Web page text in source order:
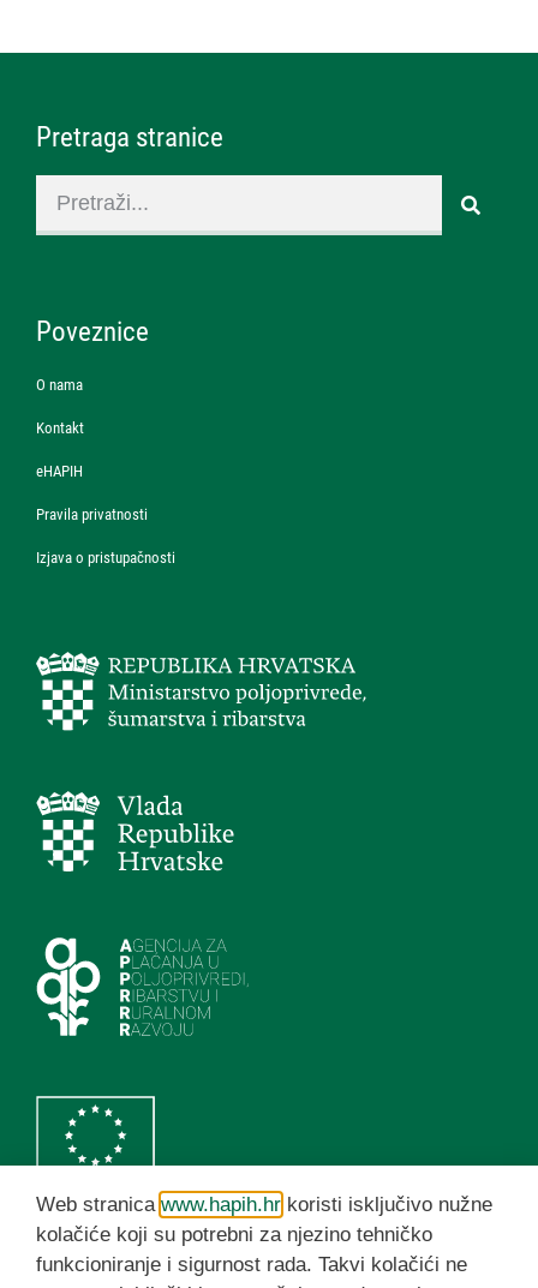
Pretraga stranice
Poveznice
O nama
Kontakt
eHAPIH
Pravila privatnosti
Izjava o pristupačnosti
HAPIH YouTube kanal
Web stranica www.hapih.hr koristi isključivo nužne
kolačiće koji su potrebni za njezino tehničko
funkcioniranje i sigurnost rada. Takvi kolačići ne